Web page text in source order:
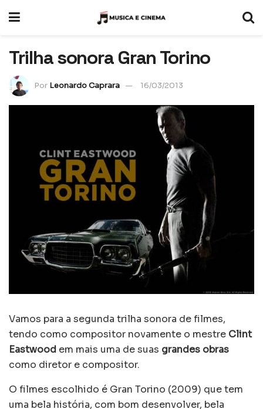
Trilha sonora Gran Torino
Por Leonardo Caprara 16/03/2013
Vamos para a segunda trilha sonora de filmes,
tendo como compositor novamente o mestre Clint
Eastwood em mais uma de suas grandes obras
como diretor e compositor.
O filmes escolhido é Gran Torino (2009) que tem
uma bela história, com bom desenvolver, bela